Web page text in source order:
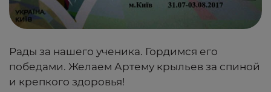
Рады за нашего ученика. Гордимся его
победами. Желаем Артему крыльев за спиной
и крепкого здоровья!